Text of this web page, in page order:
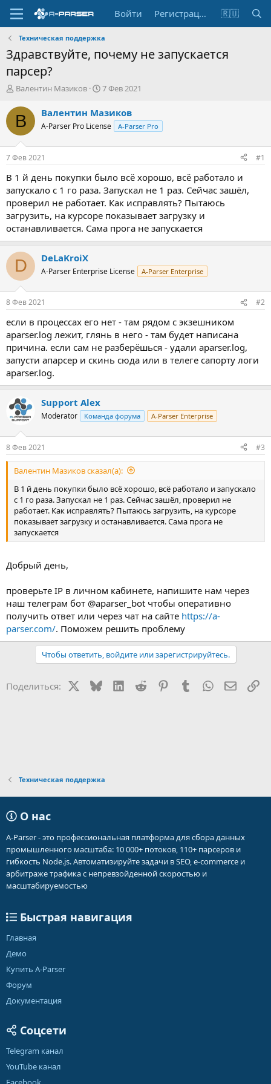
Войти Регистрация 🇷🇺
Техническая поддержка
Здравствуйте, почему не запускается
парсер?
А
т
о
т
е
м
ы
Валентин Мазиков
Д
т
н
а
л
а
7 Фев 2021
В Валентин Мазиков
A-Parser Pro License A-Parser Pro
7 Фев 2021 #1
В 1 й день покупки было всё хорошо, всё работало и
запускало с 1 го раза. Запускал не 1 раз. Сейчас зашёл,
проверил не работает. Как исправлять? Пытаюсь
загрузить, на курсоре показывает загрузку и
останавливается. Сама прога не запускается
D DeLaKroiX
A-Parser Enterprise License A-Parser Enterprise
8 Фев 2021 #2
если в процессах его нет - там рядом с экзешником
aparser.log лежит, глянь в него - там будет написана
причина. если сам не разберёшься - удали aparser.log,
запусти апарсер и скинь сюда или в телеге сапорту логи
aparser.log.
Support Alex
Moderator Команда форума A-Parser Enterprise
8 Фев 2021 #3
Валентин Мазиков сказал(а):
В 1 й день покупки было всё хорошо, всё работало и запускало
с 1 го раза. Запускал не 1 раз. Сейчас зашёл, проверил не
работает. Как исправлять? Пытаюсь загрузить, на курсоре
показывает загрузку и останавливается. Сама прога не
запускается
Добрый день,
проверьте IP в личном кабинете, напишите нам через
наш телеграм бот @aparser_bot чтобы оперативно
получить ответ или через чат на сайте https://a-
parser.com/. Поможем решить проблему
Чтобы ответить, войдите или зарегистрируйтесь.
Поделиться: BlueskyLinkedIn
Reddit PinterestTumblr WhatsApp
Техническая поддержка
О нас
A-Parser - это профессиональная платформа для сбора данных
промышленного масштаба: 10 000+ потоков, 110+ парсеров и
гибкость Node.js. Автоматизируйте задачи в SEO, e-commerce и
арбитраже трафика с непревзойденной скоростью и
масштабируемостью
Быстрая навигация
Главная
Демо
Купить A-Parser
Форум
Документация
Соцсети
Telegram канал
YouTube канал